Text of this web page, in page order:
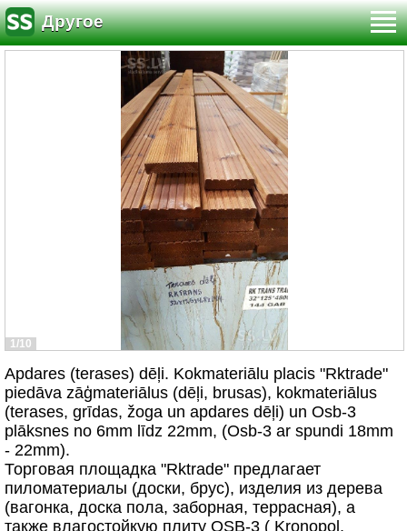
Другое
1/10
Apdares (terases) dēļi. Kokmateriālu placis "Rktrade"
piedāva zāģmateriālus (dēļi, brusas), kokmateriālus
(terases, grīdas, žoga un apdares dēļi) un Osb-3
plāksnes no 6mm līdz 22mm, (Osb-3 ar spundi 18mm
- 22mm).
Торговая площадка "Rktrade" предлагает
пиломатериалы (доски, брус), изделия из дерева
(вагонка, доска пола, заборная, террасная), а
также влагостойкую плиту OSB-3 ( Kronopol,